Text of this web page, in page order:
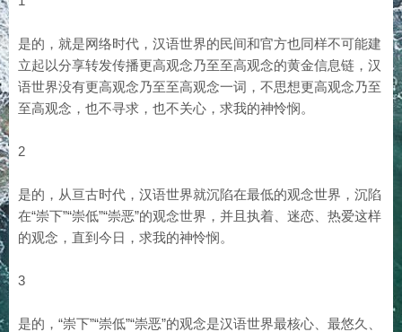
是的，就是网络时代，汉语世界的民间和官方也同样不可能建
立起以分享转发传播更高观念乃至至高观念的黄金信息链，汉
语世界没有更高观念乃至至高观念一词，不思想更高观念乃至
至高观念，也不寻求，也不关心，求我的神怜悯。
2
是的，从亘古时代，汉语世界就沉陷在最低的观念世界，沉陷
在“崇下”“崇低”“崇恶”的观念世界，并且执着、迷恋、热爱这样
的观念，直到今日，求我的神怜悯。
3
是的，“崇下”“崇低”“崇恶”的观念是汉语世界最核心、最悠久、